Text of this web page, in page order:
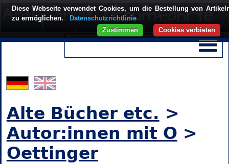
Alte Bücher etc. >
Autor:innen mit O >
Oettinger
Diese Webseite verwendet Cookies, um die Bestellung von
zu ermöglichen.
Datenschutzrichtlinie
Cookies verbieten
Zustimmen